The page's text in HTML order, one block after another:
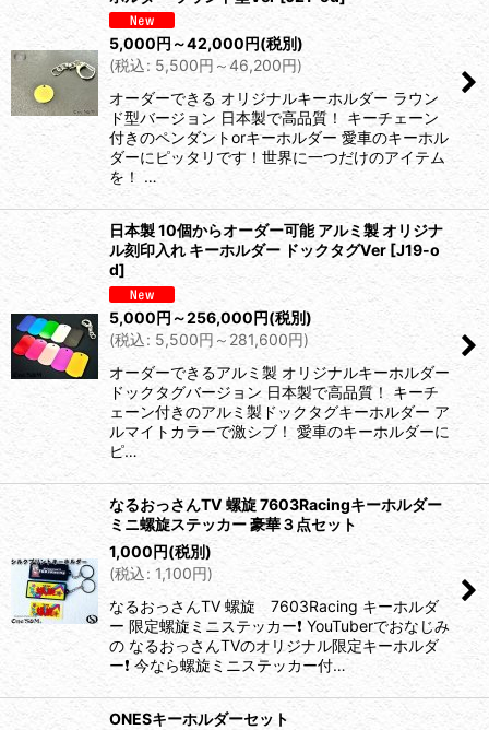
5,000円 ～42,000円(税別)
(税込: 5,500円 ～46,200円)
オーダーできる オリジナルキーホルダー ラウン
ド型バージョン 日本製で高品質！ キーチェーン
付きのペンダントorキーホルダー 愛車のキーホル
ダーにピッタリです！世界に一つだけのアイテム
を！ …
日本製 10個からオーダー可能 アルミ製 オリジナ
ル刻印入れ キーホルダー ドックタグVer [J19-o
d]
5,000円～256,000円(税別)
(税込: 5,500円 ～281,600円)
オーダーできるアルミ製 オリジナルキーホルダー
ドックタグバージョン 日本製で高品質！ キーチ
ェーン付きのアルミ製ドックタグキーホルダー ア
ルマイトカラーで激シブ！ 愛車のキーホルダーに
ピ…
なるおっさんTV 螺旋 7603Racingキーホルダー
ミニ螺旋ステッカー 豪華３点セット
1,000円(税別)
(税込: 1,100円)
なるおっさんTV 螺旋 7603Racing キーホルダ
ー 限定螺旋ミニステッカー❗️ YouTuberでおなじみ
の なるおっさんTVのオリジナル限定キーホルダ
ー❗️ 今なら螺旋ミニステッカー付…
ONESキーホルダーセット